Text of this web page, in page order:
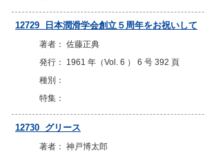
12729 日本潤滑学会創立５周年をお祝いして
著者： 佐藤正典
発行： 1961 年（Vol. 6 ） 6 号 392 頁
種別：
特集：
12730 グリース
著者： 神戸博太郎